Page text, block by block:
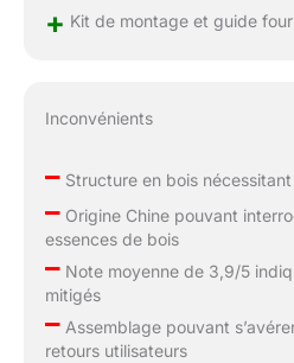
+ Kit de montage et guide
Inconvénients
–Structure en bois
–Origine Chine pouvant
essences de bois
–Note moyenne de 3,9/5
mitigés
–Assemblage pouvant
retours utilisateurs